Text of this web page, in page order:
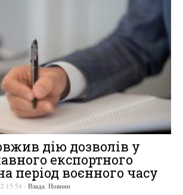
дію дозволів у
експортного
період воєнного часу
15:54 - Влада, Новини